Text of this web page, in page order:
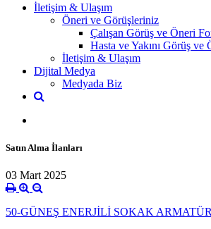
İletişim & Ulaşım
Öneri ve Görüşleriniz
Çalışan Görüş ve Öneri
Hasta ve Yakını Görüş ve
İletişim & Ulaşım
Dijital Medya
Medyada Biz
Satın Alma İlanları
03 Mart 2025
50-GÜNEŞ ENERJİLİ SOKAK